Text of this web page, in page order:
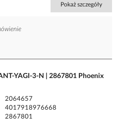
Pokaż szczegóły
YAGI-3-N | 2867801 Phoenix
2064657
4017918976668
2867801